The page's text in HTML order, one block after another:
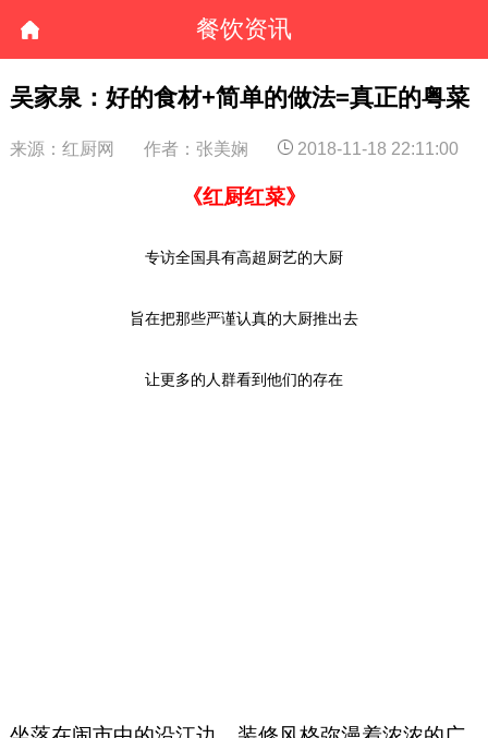
餐饮资讯
吴家泉：好的食材+简单的做法=真正的粤菜
来源：红厨网 作者：张美娴 2018-11-18 22:11:00
《红厨红菜》
专访全国具有高超厨艺的大厨
旨在把那些严谨认真的大厨推出去
让更多的人群看到他们的存在